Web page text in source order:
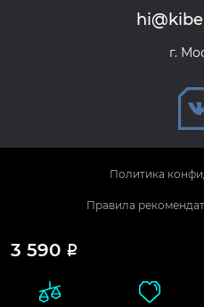
3 590 Р
г.
© 2026 KIBERSLON.
Политика
Правила